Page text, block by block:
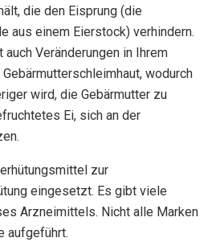
die den Eisprung (die
aus einem Eierstock) verhindern.
Veränderungen in Ihrem
wodurch
wird, die Gebärmutter zu
Ei, sich an der
zur
eingesetzt. Es gibt viele
Arzneimittels. Nicht alle Marken
aufgeführt.